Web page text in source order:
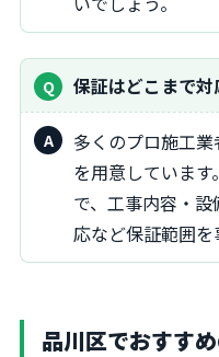
保証はどこまで
多くのプロ施工業者は「工事保証（1～10年）」
を用意していま
で、工事内容・
応など保証範囲を
品川区でおすす